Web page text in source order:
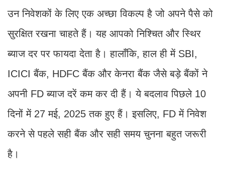
उन निवेशकों के लिए एक अच्छा विकल्प है जो अपने पैसे को
सुरक्षित रखना चाहते हैं। यह आपको निश्चित और स्थिर
ब्याज दर पर फायदा देता है। हालाँकि, हाल ही में SBI,
ICICI बैंक, HDFC बैंक और केनरा बैंक जैसे बड़े बैंकों ने
अपनी FD ब्याज दरें कम कर दी हैं। ये बदलाव पिछले 10
दिनों में 27 मई, 2025 तक हुए हैं। इसलिए, FD में निवेश
करने से पहले सही बैंक और सही समय चुनना बहुत जरूरी
है।